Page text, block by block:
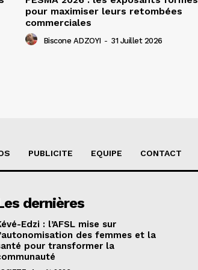
pour maximiser leurs retombées
commerciales
Biscone ADZOYI - 31 Juillet 2026
PUBLICITE EQUIPE CONTACT
dernières
Edzi : l’AFSL mise sur
des femmes et la
pour transformer la